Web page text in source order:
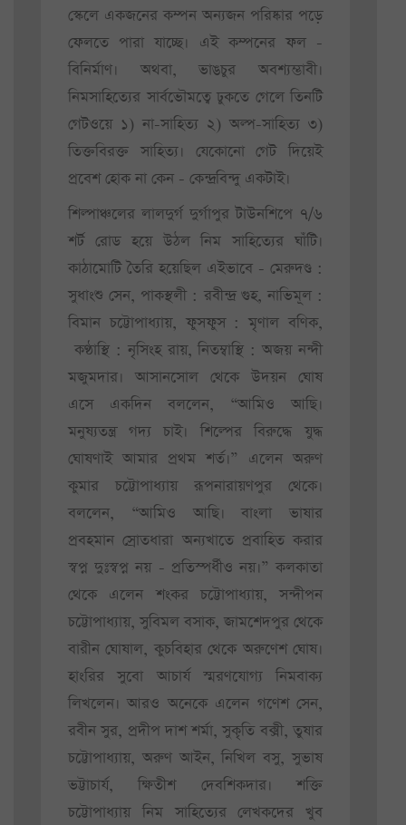
স্কেলে একজনের কম্পন অন্যজন পরিষ্কার পড়ে
ফেলতে পারা যাচ্ছে। এই কম্পনের ফল -
বিনির্মাণ। অথবা, ভাঙচুর অবশ্যম্ভাবী।
নিমসাহিত্যের সার্বভৌমত্বে ঢুকতে গেলে তিনটি
গেটওয়ে ১) না-সাহিত্য ২) অল্প-সাহিত্য ৩)
তিক্তবিরক্ত সাহিত্য। যেকোনো গেট দিয়েই
প্রবেশ হোক না কেন - কেন্দ্রবিন্দু একটাই।
শিল্পাঞ্চলের লালদুর্গ দুর্গাপুর টাউনশিপে ৭/৬
শর্ট রোড হয়ে উঠল নিম সাহিত্যের ঘাঁটি।
কাঠামোটি তৈরি হয়েছিল এইভাবে - মেরুদণ্ড :
সুধাংশু সেন, পাকস্থলী : রবীন্দ্র গুহ, নাভিমূল :
বিমান চট্টোপাধ্যায়, ফুসফুস : মৃণাল বণিক,
কণ্ঠাস্থি : নৃসিংহ রায়, নিতম্বাস্থি : অজয় নন্দী
মজুমদার। আসানসোল থেকে উদয়ন ঘোষ
এসে একদিন বললেন, “আমিও আছি।
মনুষ্যতন্ত্র গদ্য চাই। শিল্পের বিরুদ্ধে যুদ্ধ
ঘোষণাই আমার প্রথম শর্ত।” এলেন অরুণ
কুমার চট্টোপাধ্যায় রূপনারায়ণপুর থেকে।
বললেন, “আমিও আছি। বাংলা ভাষার
প্রবহমান স্রোতধারা অন্যখাতে প্রবাহিত করার
স্বপ্ন দুঃস্বপ্ন নয় - প্রতিস্পর্ধীও নয়।” কলকাতা
থেকে এলেন শংকর চট্টোপাধ্যায়, সন্দীপন
চট্টোপাধ্যায়, সুবিমল বসাক, জামশেদপুর থেকে
বারীন ঘোষাল, কুচবিহার থেকে অরুণেশ ঘোষ।
হাংরির সুবো আচার্য স্মরণযোগ্য নিমবাক্য
লিখলেন। আরও অনেকে এলেন গণেশ সেন,
রবীন সুর, প্রদীপ দাশ শর্মা, সুকৃতি বক্সী, তুষার
চট্টোপাধ্যায়, অরুণ আইন, নিখিল বসু, সুভাষ
ভট্টাচার্য, ক্ষিতীশ দেবশিকদার। শক্তি
চট্টোপাধ্যায় নিম সাহিত্যের লেখকদের খুব